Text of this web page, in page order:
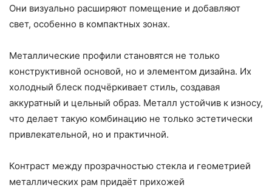
Они визуально расширяют помещение и добавляют
свет, особенно в компактных зонах.
Металлические профили становятся не только
конструктивной основой, но и элементом дизайна. Их
холодный блеск подчёркивает стиль, создавая
аккуратный и цельный образ. Металл устойчив к износу,
что делает такую комбинацию не только эстетически
привлекательной, но и практичной.
Контраст между прозрачностью стекла и геометрией
металлических рам придаёт прихожей